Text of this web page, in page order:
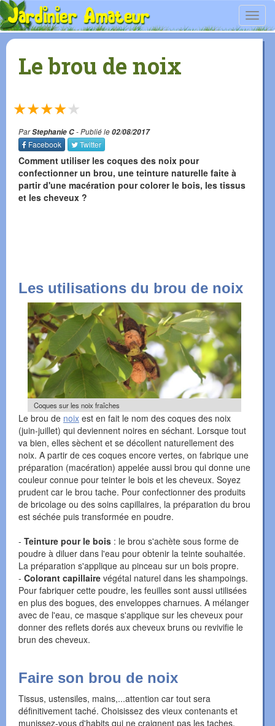
Le brou de noix
★
★
★
★
★
ParStephanie C- Publié le02/08/2017
Facebook
Twitter
Comment utiliser les coques des noix pour
confectionner un brou, une teinture naturelle faite à
partir d'une macération pour colorer le bois, les tissus
et les cheveux ?
Les utilisations du brou de noix
Coques sur les noix fraîches
Le brou de noix est en fait le nom des coques des noix
(juin-juillet) qui deviennent noires en séchant. Lorsque tout
va bien, elles sèchent et se décollent naturellement des
noix. A partir de ces coques encore vertes, on fabrique une
préparation (macération) appelée aussi brou qui donne une
couleur connue pour teinter le bois et les cheveux. Soyez
prudent car le brou tache. Pour confectionner des produits
de bricolage ou des soins capillaires, la préparation du brou
est séchée puis transformée en poudre.
- Teinture pour le bois : le brou s'achète sous forme de
poudre à diluer dans l'eau pour obtenir la teinte souhaitée.
La préparation s'applique au pinceau sur un bois propre.
- Colorant capillaire végétal naturel dans les shampoings.
Pour fabriquer cette poudre, les feuilles sont aussi utilisées
en plus des bogues, des enveloppes charnues. A mélanger
avec de l'eau, ce masque s'applique sur les cheveux pour
donner des reflets dorés aux cheveux bruns ou revivifie le
brun des cheveux.
Faire son brou de noix
Tissus, ustensiles, mains,...attention car tout sera
définitivement taché. Choisissez des vieux contenants et
munissez-vous d'habits qui ne craignent pas les taches.